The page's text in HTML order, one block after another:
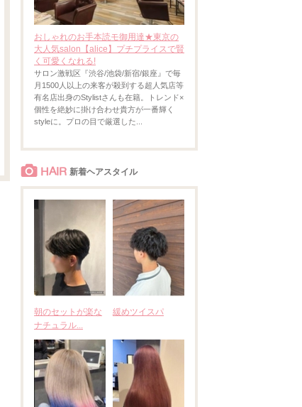
おしゃれのお手本読モ御用達★東京の
大人気salon【alice】プチプライスで賢
く可愛くなれる!
サロン激戦区『渋谷/池袋/新宿/銀座』で毎
月1500人以上の来客が殺到する超人気店等
有名店出身のStylistさんも在籍。トレンド×
個性を絶妙に掛け合わせ貴方が一番輝く
styleに。プロの目で厳選した...
HAIR 新着ヘアスタイル
朝のセットが楽な
ナチュラル...
緩めツイスパ